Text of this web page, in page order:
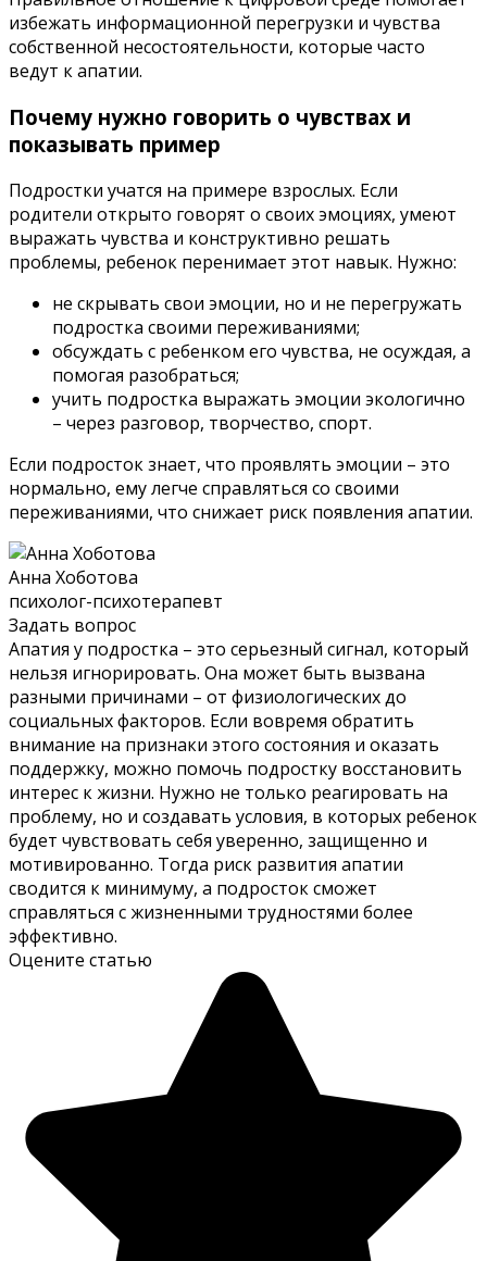
избежать информационной перегрузки и чувства
собственной несостоятельности, которые часто
ведут к апатии.
Почему нужно говорить о чувствах и
показывать пример
Подростки учатся на примере взрослых. Если
родители открыто говорят о своих эмоциях, умеют
выражать чувства и конструктивно решать
проблемы, ребенок перенимает этот навык. Нужно:
не скрывать свои эмоции, но и не перегружать
подростка своими переживаниями;
обсуждать с ребенком его чувства, не осуждая, а
помогая разобраться;
учить подростка выражать эмоции экологично
– через разговор, творчество, спорт.
Если подросток знает, что проявлять эмоции – это
нормально, ему легче справляться со своими
переживаниями, что снижает риск появления апатии.
Анна Хоботова
психолог-психотерапевт
Задать вопрос
Апатия у подростка – это серьезный сигнал, который
нельзя игнорировать. Она может быть вызвана
разными причинами – от физиологических до
социальных факторов. Если вовремя обратить
внимание на признаки этого состояния и оказать
поддержку, можно помочь подростку восстановить
интерес к жизни. Нужно не только реагировать на
проблему, но и создавать условия, в которых ребенок
будет чувствовать себя уверенно, защищенно и
мотивированно. Тогда риск развития апатии
сводится к минимуму, а подросток сможет
справляться с жизненными трудностями более
эффективно.
Оцените статью